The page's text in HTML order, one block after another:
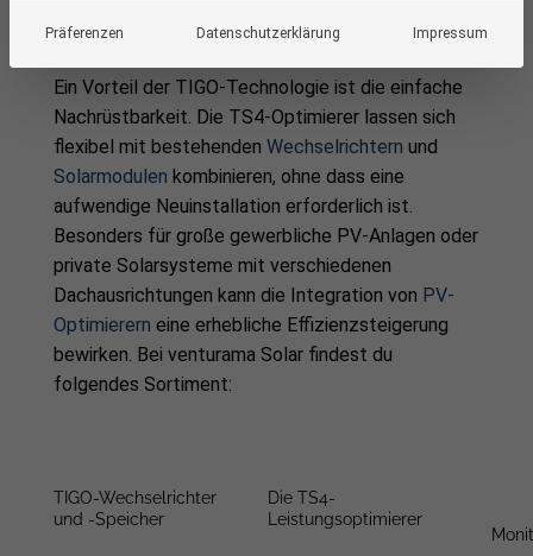
Leistung für Ihre PV-Anlage
Ein Vorteil der TIGO-Technologie ist die einfache
Nachrüstbarkeit. Die TS4-Optimierer lassen sich
flexibel mit bestehenden Wechselrichtern und
Solarmodulen kombinieren, ohne dass eine
aufwendige Neuinstallation erforderlich ist.
Besonders für große gewerbliche PV-Anlagen oder
private Solarsysteme mit verschiedenen
Dachausrichtungen kann die Integration von PV-
Optimierern eine erhebliche Effizienzsteigerung
bewirken. Bei venturama Solar findest du
folgendes Sortiment:
TIGO-Wechselrichter
und -Speicher
Die TS4-
Leistungsoptimierer
Präferenzen Datenschutzerklärung Impressum